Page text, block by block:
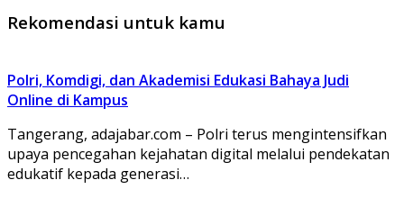
Rekomendasi untuk kamu
Polri, Komdigi, dan Akademisi Edukasi Bahaya Judi
Online di Kampus
Tangerang, adajabar.com – Polri terus mengintensifkan
upaya pencegahan kejahatan digital melalui pendekatan
edukatif kepada generasi…